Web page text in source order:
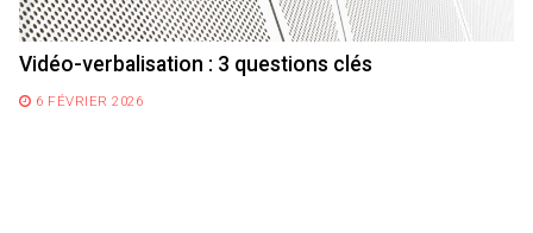
Vidéo-verbalisation : 3 questions clés
6 FÉVRIER 2026